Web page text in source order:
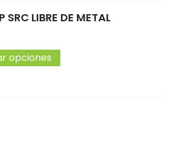
SRC LIBRE DE METAL
opciones